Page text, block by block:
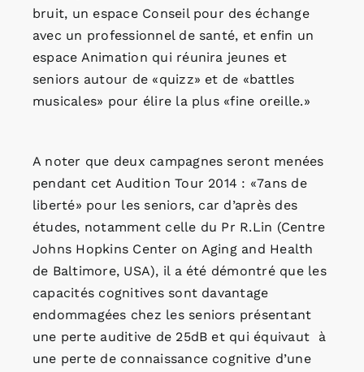
bruit, un espace Conseil pour des échange
avec un professionnel de santé, et enfin un
espace Animation qui réunira jeunes et
seniors autour de «quizz» et de «battles
musicales» pour élire la plus «fine oreille.»
A noter que deux campagnes seront menées
pendant cet Audition Tour 2014 : «7ans de
liberté» pour les seniors, car d’après des
études, notamment celle du Pr R.Lin (Centre
Johns Hopkins Center on Aging and Health
de Baltimore, USA), il a été démontré que les
capacités cognitives sont davantage
endommagées chez les seniors présentant
une perte auditive de 25dB et qui équivaut à
une perte de connaissance cognitive d’une